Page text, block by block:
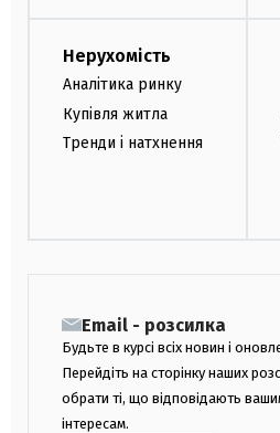
Нерухомість
Аналітика ринку
Купівля житла
Тренди і натхнення
Email - розсилка
Будьте в курсі всіх новин і
Перейдіть на сторінку наших
обрати ті, що відповідають
інтересам.